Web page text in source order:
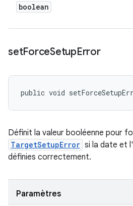
boolean
setForceSetupError
public void
Définit la valeur booléenne pour
TargetSetupError si la date et
définies correctement.
Paramètres